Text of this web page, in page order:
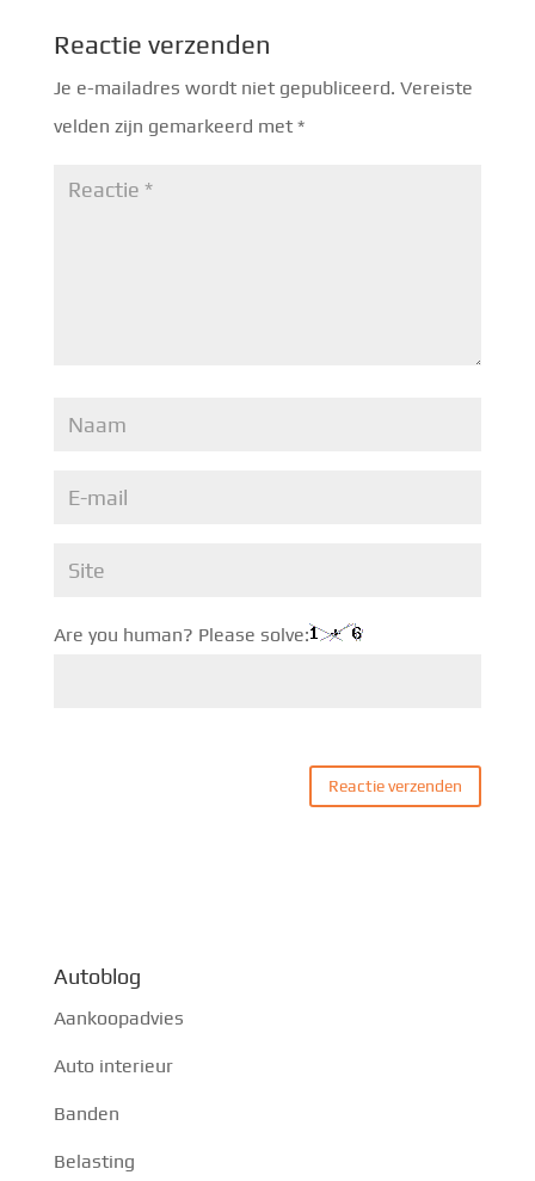
Reactie verzenden
Je e-mailadres wordt niet gepubliceerd. Vereiste
velden zijn gemarkeerd met *
Are you human? Please solve:
Autoblog
Aankoopadvies
Auto interieur
Banden
Belasting